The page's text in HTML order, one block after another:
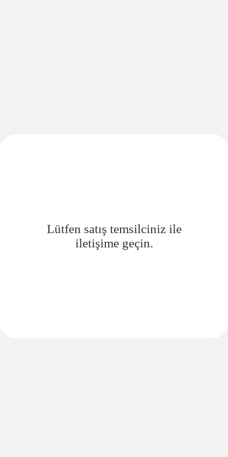
Lütfen satış temsilciniz ile
iletişime geçin.